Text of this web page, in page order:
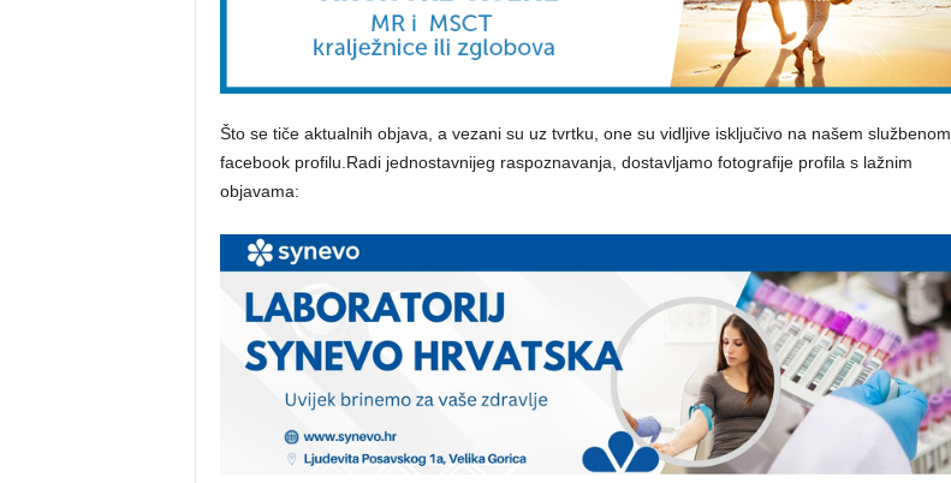
Što se tiče aktualnih objava, a vezani su uz tvrtku, one su vidljive isključivo na našem službenom
facebook profilu.Radi jednostavnijeg raspoznavanja, dostavljamo fotografije profila s lažnim
objavama: